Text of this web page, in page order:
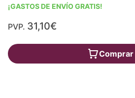
¡GASTOS DE ENVÍO GRATIS!
PVP. 31,10€
Comprar